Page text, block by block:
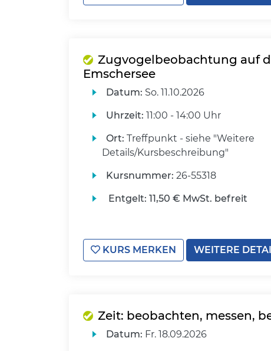
Zugvogelbeobachtung auf
Emschersee
Datum: So. 11.10.2026
Uhrzeit: 11:00 - 14:00 Uhr
Ort: Treffpunkt - siehe "Weitere
Details/Kursbeschreibung"
Kursnummer: 26-55318
Entgelt: 11,50 € MwSt. befreit
KURS MERKEN WEITERE
Zeit: beobachten, messen,
Datum: Fr. 18.09.2026